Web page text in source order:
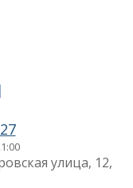
улица, 12,